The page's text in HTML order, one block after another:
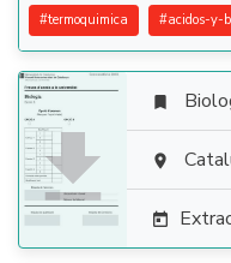
#termoquimica #acidos-y-



